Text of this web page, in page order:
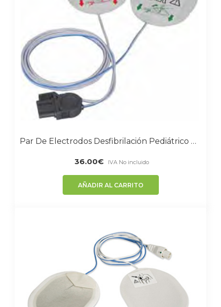
Par De Electrodos Desfibrilación Pediátrico Compatible Con PARAMEDIC CU MEDICAL Systems
36.00€ IVA No incluido
AÑADIR AL CARRITO